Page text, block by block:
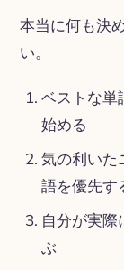
本当に何も決
い。
ベストな単
始める
気の利いた
語を優先す
自分が実際
ぶ